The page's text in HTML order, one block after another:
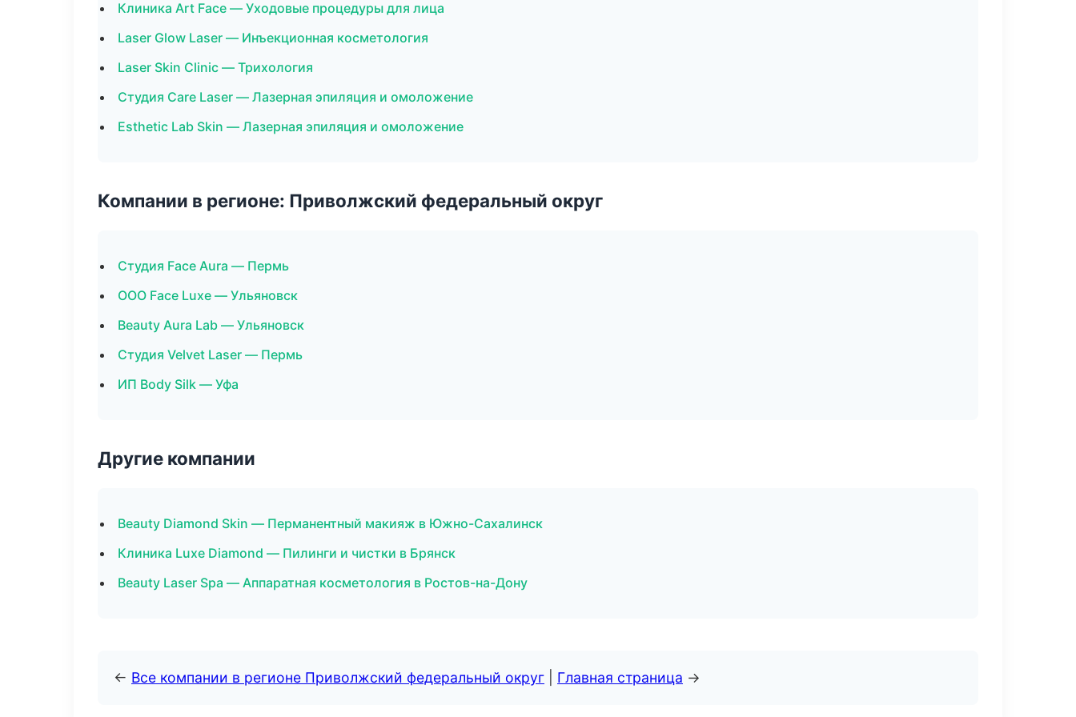
Клиника Art Face — Уходовые процедуры для лица
Laser Glow Laser — Инъекционная косметология
Laser Skin Clinic — Трихология
Студия Care Laser — Лазерная эпиляция и омоложение
Esthetic Lab Skin — Лазерная эпиляция и омоложение
Компании в регионе: Приволжский федеральный округ
Студия Face Aura — Пермь
ООО Face Luxe — Ульяновск
Beauty Aura Lab — Ульяновск
Студия Velvet Laser — Пермь
ИП Body Silk — Уфа
Другие компании
Beauty Diamond Skin — Перманентный макияж в Южно-Сахалинск
Клиника Luxe Diamond — Пилинги и чистки в Брянск
Beauty Laser Spa — Аппаратная косметология в Ростов-на-Дону
← Все компании в регионе Приволжский федеральный округ Главная страница →